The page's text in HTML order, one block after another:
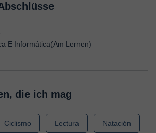
E Informática(Am Lernen)
die ich mag
Ciclismo Lectura Natación